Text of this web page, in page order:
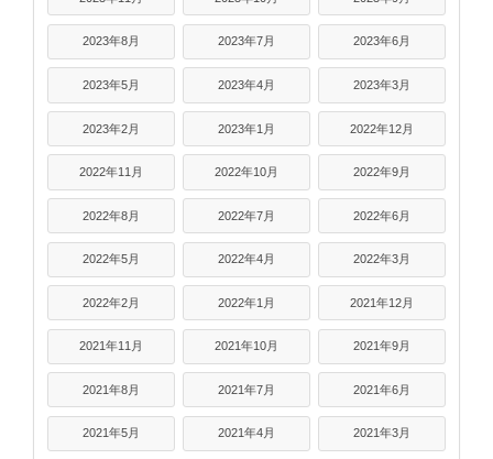
2023年8月 2023年7月 2023年6月
2023年5月 2023年4月 2023年3月
2023年2月 2023年1月 2022年12月
2022年11月 2022年10月 2022年9月
2022年8月 2022年7月 2022年6月
2022年5月 2022年4月 2022年3月
2022年2月 2022年1月 2021年12月
2021年11月 2021年10月 2021年9月
2021年8月 2021年7月 2021年6月
2021年5月 2021年4月 2021年3月